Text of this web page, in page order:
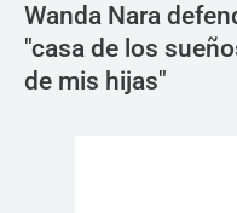
Wanda Nara
"casa de los
de mis hijas"